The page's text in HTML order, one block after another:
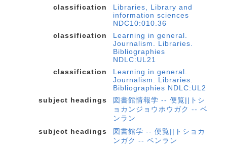
classification
Libraries, Library and
information sciences
NDC10:010.36
classification
Learning in general.
Journalism. Libraries.
Bibliographies
NDLC:UL21
classification
Learning in general.
Journalism. Libraries.
Bibliographies NDLC:UL2
subject headings
図書館情報学 -- 便覧||トシ
ョカンジョウホウガク -- ベ
ンラン
subject headings
図書館学 -- 便覧||トショカ
ンガク -- ベンラン